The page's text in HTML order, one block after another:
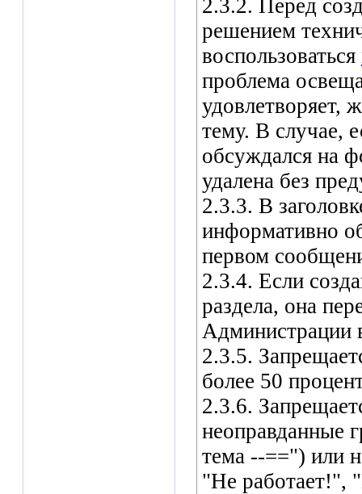
2.3.2. Перед
решением
воспользоваться
проблема
удовлетворяет,
тему. В случае,
обсуждался на
удалена без
2.3.3. В
информативно
первом
2.3.4. Если
раздела, она
Администрации
2.3.5.
более 50
2.3.6.
неоправданные
тема --==") или
"Не работает!",